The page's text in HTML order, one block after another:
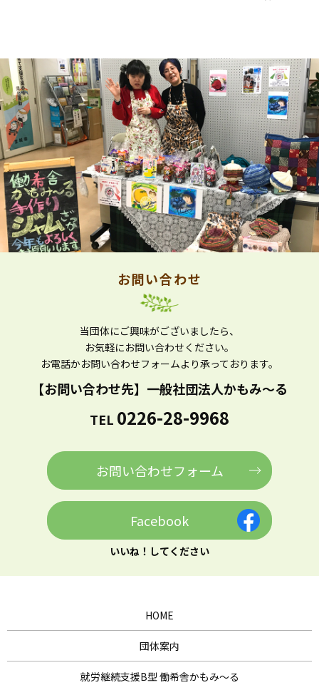
お問い合わせ
当団体にご興味がございましたら、
お気軽にお問い合わせください。
お電話かお問い合わせフォームより承っております。
【お問い合わせ先】 一般社団法人かもみ～る
TEL 0226-28-9968
お問い合わせフォーム
Facebook
いいね！してください
HOME
団体案内
就労継続支援B型 働希舎かもみ～る